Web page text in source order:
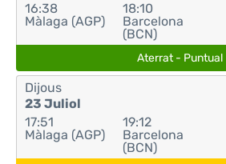
16:38
Màlaga (AGP)
18:10
Barcelona
(BCN)
Aterrat - Puntual
Dijous
23 Juliol
17:51
Màlaga (AGP)
19:12
Barcelona
(BCN)